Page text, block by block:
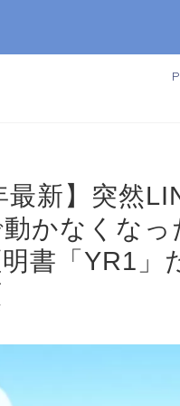
最新】突然
かなくな
書「YR1